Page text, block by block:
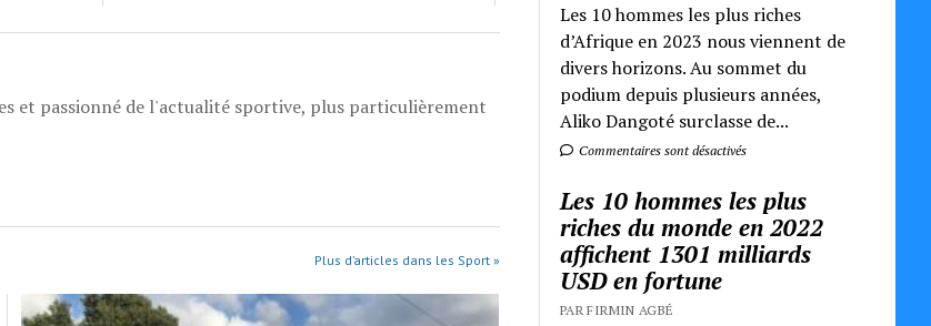
et passionné de l'actualité sportive, plus particulièrement
Plus d’articles dans les Sport »
Les 10 hommes les plus riches
d’Afrique en 2023 nous viennent de
divers horizons. Au sommet du
podium depuis plusieurs années,
Aliko Dangoté surclasse de...
Commentaires sont désactivés
Les 10 hommes les plus
riches du monde en 2022
affichent 1301 milliards
USD en fortune
PAR FIRMIN AGBÉ